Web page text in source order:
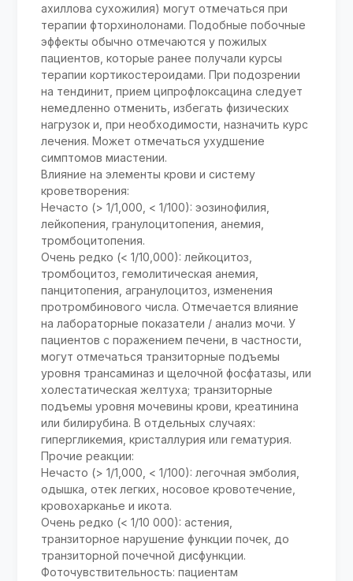
ахиллова сухожилия) могут отмечаться при
терапии фторхинолонами. Подобные побочные
эффекты обычно отмечаются у пожилых
пациентов, которые ранее получали курсы
терапии кортикостероидами. При подозрении
на тендинит, прием ципрофлоксацина следует
немедленно отменить, избегать физических
нагрузок и, при необходимости, назначить курс
лечения. Может отмечаться ухудшение
симптомов миастении.
Влияние на элементы крови и систему
кроветворения:
Нечасто (> 1/1,000, < 1/100): эозинофилия,
лейкопения, гранулоцитопения, анемия,
тромбоцитопения.
Очень редко (< 1/10,000): лейкоцитоз,
тромбоцитоз, гемолитическая анемия,
панцитопения, агранулоцитоз, изменения
протромбинового числа. Отмечается влияние
на лабораторные показатели / анализ мочи. У
пациентов с поражением печени, в частности,
могут отмечаться транзиторные подъемы
уровня трансаминаз и щелочной фосфатазы, или
холестатическая желтуха; транзиторные
подъемы уровня мочевины крови, креатинина
или билирубина. В отдельных случаях:
гипергликемия, кристаллурия или гематурия.
Прочие реакции:
Нечасто (> 1/1,000, < 1/100): легочная эмболия,
одышка, отек легких, носовое кровотечение,
кровохарканье и икота.
Очень редко (< 1/10 000): астения,
транзиторное нарушение функции почек, до
транзиторной почечной дисфункции.
Фоточувствительность: пациентам